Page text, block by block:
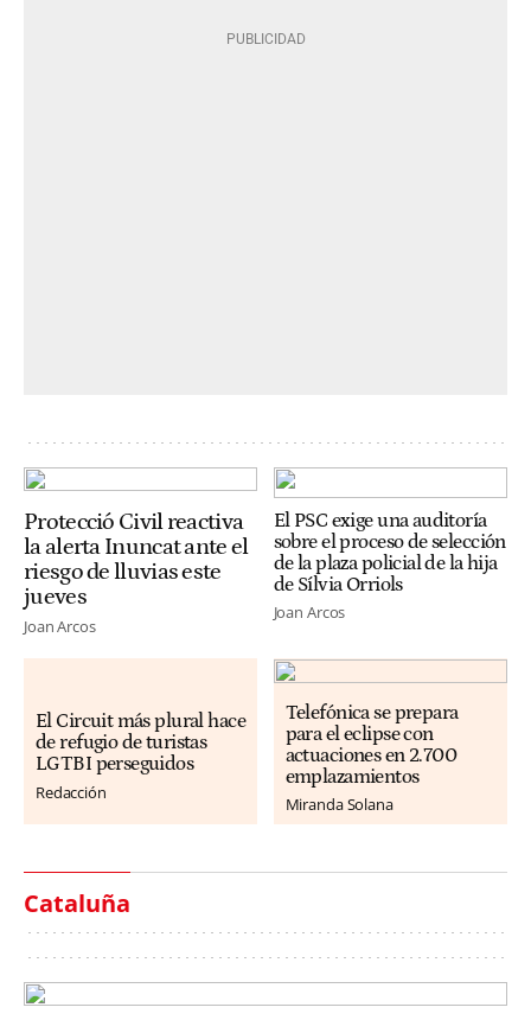
Protecció Civil reactiva
la alerta Inuncat ante el
riesgo de lluvias este
jueves
Joan Arcos
El PSC exige una auditoría
sobre el proceso de selección
de la plaza policial de la hija
de Sílvia Orriols
Joan Arcos
El Circuit más plural hace
de refugio de turistas
LGTBI perseguidos
Redacción
Telefónica se prepara
para el eclipse con
actuaciones en 2.700
emplazamientos
Miranda Solana
Cataluña